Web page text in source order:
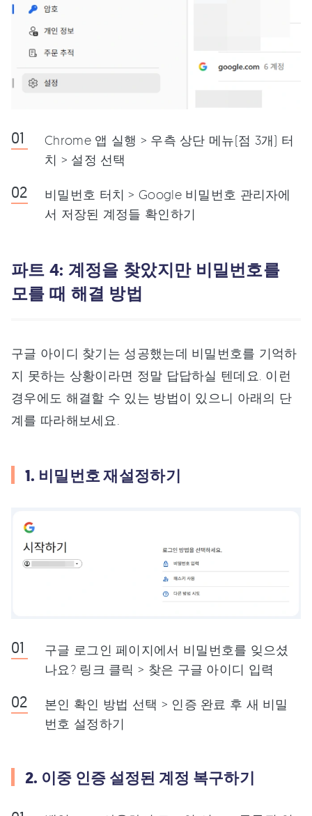
Chrome 앱 실행 > 우측 상단 메뉴(점 3개) 터
치 > 설정 선택
비밀번호 터치 > Google 비밀번호 관리자에
서 저장된 계정들 확인하기
파트 4: 계정을 찾았지만 비밀번호를
모를 때 해결 방법
구글 아이디 찾기는 성공했는데 비밀번호를 기억하
지 못하는 상황이라면 정말 답답하실 텐데요. 이런
경우에도 해결할 수 있는 방법이 있으니 아래의 단
계를 따라해보세요.
1. 비밀번호 재설정하기
구글 로그인 페이지에서 비밀번호를 잊으셨
나요? 링크 클릭 > 찾은 구글 아이디 입력
본인 확인 방법 선택 > 인증 완료 후 새 비밀
번호 설정하기
2. 이중 인증 설정된 계정 복구하기